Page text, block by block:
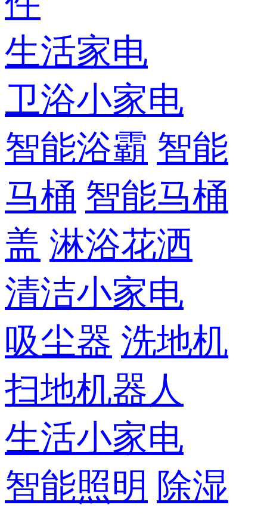
生活家电
卫浴小家电
智能浴霸 智能
马桶 智能马桶
盖 淋浴花洒
清洁小家电
吸尘器 洗地机
扫地机器人
生活小家电
智能照明 除湿